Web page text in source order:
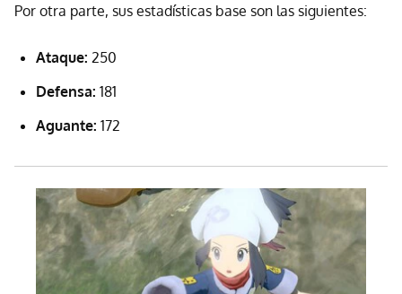
Por otra parte, sus estadísticas base son las siguientes:
Ataque: 250
Defensa: 181
Aguante: 172